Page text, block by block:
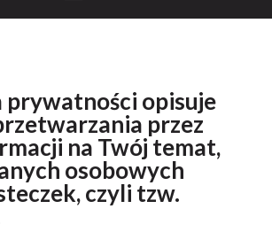
prywatności opisuje
przez
na Twój temat,
osobowych
czyli tzw.